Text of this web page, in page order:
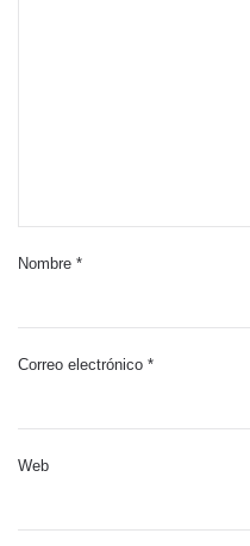
Nombre *
Correo electrónico *
Web